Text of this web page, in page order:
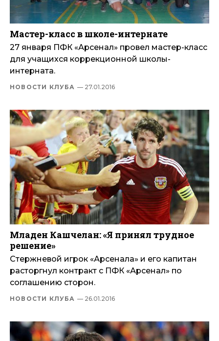
Мастер-класс в школе-интернате
27 января ПФК «Арсенал» провел мастер-класс
для учащихся коррекционной школы-
интерната.
НОВОСТИ КЛУБА — 27.01.2016
Младен Кашчелан: «Я принял трудное
решение»
Стержневой игрок «Арсенала» и его капитан
расторгнул контракт с ПФК «Арсенал» по
соглашению сторон.
НОВОСТИ КЛУБА — 26.01.2016